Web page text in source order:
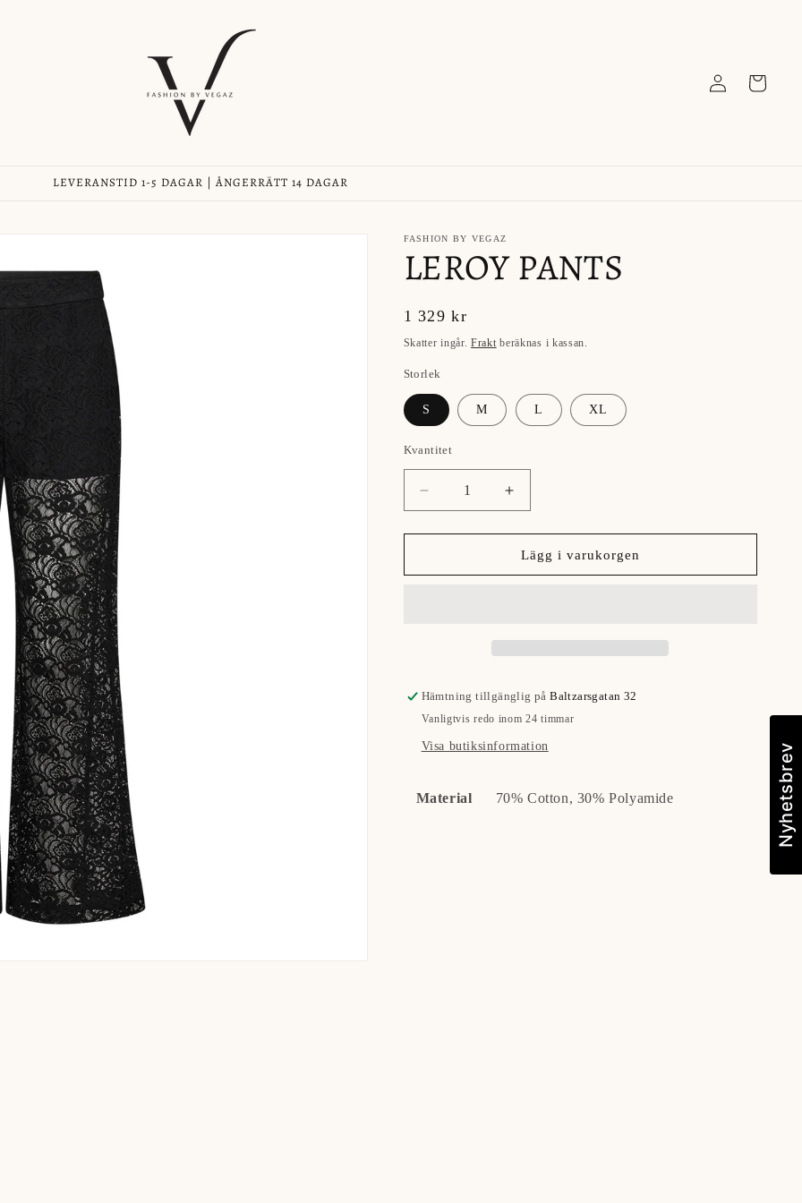
in
Varukorg
LEVERANSTID 1-5 DAGAR | ÅNGERRÄTT 14 DAGAR
FASHION BY VEGAZ
LEROY PANTS
Ordinarie
pris
1 329 kr
Skatter ingår.Frakt beräknas i kassan.
Storlek
S M L XL
Kvantitet
Minska
kvantitet
för
PANTS
Öka
kvantitet
för
LEROY
PANTS
Lägg i varukorgen
Hämtning tillgänglig påBaltzarsgatan 32
Vanligtvis redo inom 24 timmar
Visa butiksinformation
Material 70% Cotton, 30% Polyamide